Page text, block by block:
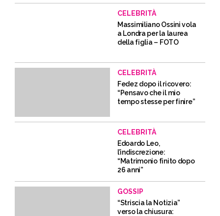
CELEBRITÀ
Massimiliano Ossini vola
a Londra per la laurea
della figlia – FOTO
CELEBRITÀ
Fedez dopo il ricovero:
“Pensavo che il mio
tempo stesse per finire”
CELEBRITÀ
Edoardo Leo,
l’indiscrezione:
“Matrimonio finito dopo
26 anni”
GOSSIP
“Striscia la Notizia”
verso la chiusura: